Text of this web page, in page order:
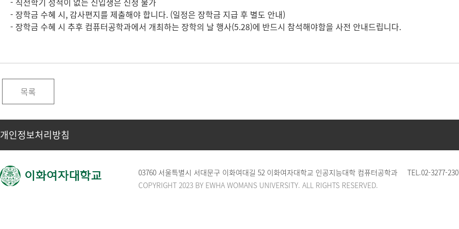
- 장학금 수혜 시, 감사편지를 제출해야 합니다. (일정은 장학금 지급 후 별도 안내)
- 장학금 수혜 시 추후 컴퓨터공학과에서 개최하는 장학의 날 행사(5.28)에 반드시 참석해야함을 사전 안내드립니다.
목록
개인정보처리방침
03760 서울특별시 서대문구 이화여대길 52 이화여자대학교 인공지능대학 컴퓨터공학과 TEL.02-3277-
COPYRIGHT 2023 BY EWHA WOMANS UNIVERSITY. ALL RIGHTS RESERVED.